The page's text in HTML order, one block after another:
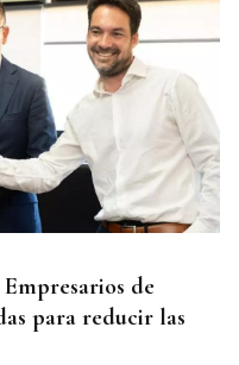
de
para reducir las